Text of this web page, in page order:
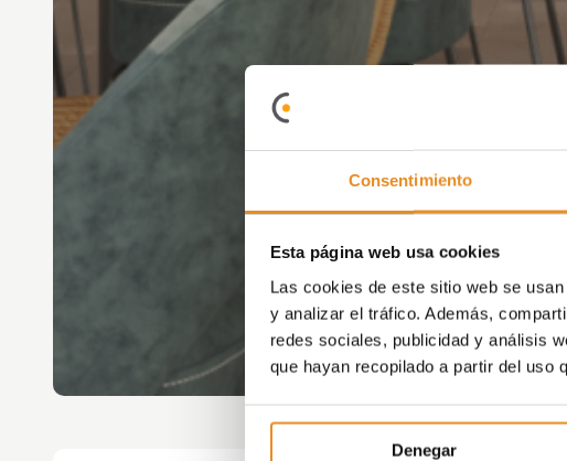
Consentimiento
Esta página web usa cookies
Las cookies de este sitio web se
y analizar el tráfico. Además,
redes sociales, publicidad y análisis
que hayan recopilado a partir del uso
Denegar